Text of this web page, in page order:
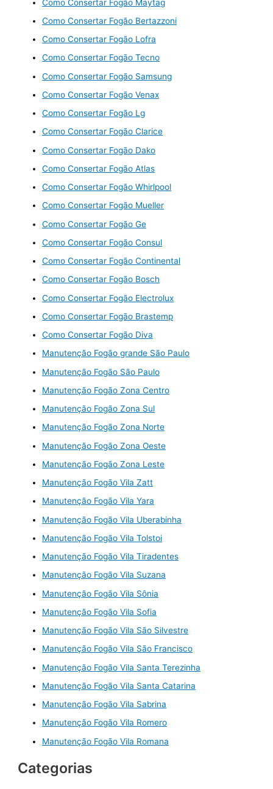
Como Consertar Fogão Maytag
Como Consertar Fogão Bertazzoni
Como Consertar Fogão Lofra
Como Consertar Fogão Tecno
Como Consertar Fogão Samsung
Como Consertar Fogão Venax
Como Consertar Fogão Lg
Como Consertar Fogão Clarice
Como Consertar Fogão Dako
Como Consertar Fogão Atlas
Como Consertar Fogão Whirlpool
Como Consertar Fogão Mueller
Como Consertar Fogão Ge
Como Consertar Fogão Consul
Como Consertar Fogão Continental
Como Consertar Fogão Bosch
Como Consertar Fogão Electrolux
Como Consertar Fogão Brastemp
Como Consertar Fogão Diva
Manutenção Fogão grande São Paulo
Manutenção Fogão São Paulo
Manutenção Fogão Zona Centro
Manutenção Fogão Zona Sul
Manutenção Fogão Zona Norte
Manutenção Fogão Zona Oeste
Manutenção Fogão Zona Leste
Manutenção Fogão Vila Zatt
Manutenção Fogão Vila Yara
Manutenção Fogão Vila Uberabinha
Manutenção Fogão Vila Tolstoi
Manutenção Fogão Vila Tiradentes
Manutenção Fogão Vila Suzana
Manutenção Fogão Vila Sônia
Manutenção Fogão Vila Sofia
Manutenção Fogão Vila São Silvestre
Manutenção Fogão Vila São Francisco
Manutenção Fogão Vila Santa Terezinha
Manutenção Fogão Vila Santa Catarina
Manutenção Fogão Vila Sabrina
Manutenção Fogão Vila Romero
Manutenção Fogão Vila Romana
Categorias